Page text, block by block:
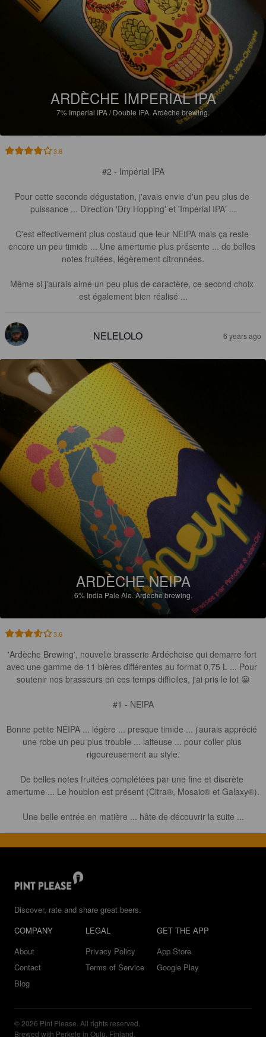
ARDÈCHE IMPERIAL IPA
7% Imperial IPA / Double IPA. Ardèche brewing.
3.8
#2 - Impérial IPA
Pour cette seconde dégustation, j'avais envie d'un peu plus de
puissance ... Direction 'Dry Hopping' et 'Impérial IPA' ...
C'est effectivement plus costaud que leur NEIPA mais ça reste
encore un peu timide ... Une amertume plus présente ... de belles
notes fruitées, légèrement citronnées.
Même si j'aurais aimé un peu plus de caractère, ce second choix
est également bien réalisé ...
NELELOLO 6 years ago
ARDÈCHE NEIPA
6% India Pale Ale. Ardèche brewing.
3.6
'Ardèche Brewing', nouvelle brasserie Ardéchoise qui demarre fort
avec une gamme de 11 bières différentes au format 0,75 L ... Pour
soutenir nos brasseurs en ces temps difficiles, j'ai pris le lot 😀
#1 - NEIPA
Bonne petite NEIPA ... légère ... presque timide ... j'aurais apprécié
une robe un peu plus trouble ... laiteuse ... pour coller plus
rigoureusement au style.
De belles notes fruitées complétées par une fine et discrète
amertume ... Le houblon est présent (Citra®, Mosaic® et Galaxy®).
Une belle entrée en matière ... hâte de découvrir la suite ...
Discover, rate and share great beers.
COMPANY
About
Contact
Blog
LEGAL
Privacy Policy
Terms of Service
GET THE APP
App Store
Google Play
© 2026 Pint Please. All rights reserved.
Brewed with Perkele in Oulu, Finland.